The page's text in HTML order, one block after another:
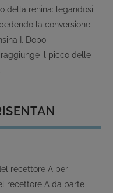
della renina: legandosi
la conversione
I. Dopo
il picco delle
recettore A per
recettore A da parte